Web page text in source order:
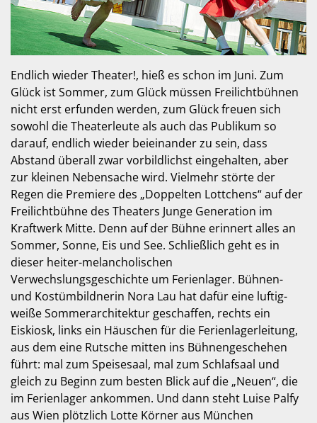
Endlich wieder Theater!, hieß es schon im Juni. Zum
Glück ist Sommer, zum Glück müssen Freilichtbühnen
nicht erst erfunden werden, zum Glück freuen sich
sowohl die Theaterleute als auch das Publikum so
darauf, endlich wieder beieinander zu sein, dass
Abstand überall zwar vorbildlichst eingehalten, aber
zur kleinen Nebensache wird. Vielmehr störte der
Regen die Premiere des „Doppelten Lottchens“ auf der
Freilichtbühne des Theaters Junge Generation im
Kraftwerk Mitte. Denn auf der Bühne erinnert alles an
Sommer, Sonne, Eis und See. Schließlich geht es in
dieser heiter-melancholischen
Verwechslungsgeschichte um Ferienlager. Bühnen-
und Kostümbildnerin Nora Lau hat dafür eine luftig-
weiße Sommerarchitektur geschaffen, rechts ein
Eiskiosk, links ein Häuschen für die Ferienlagerleitung,
aus dem eine Rutsche mitten ins Bühnengeschehen
führt: mal zum Speisesaal, mal zum Schlafsaal und
gleich zu Beginn zum besten Blick auf die „Neuen“, die
im Ferienlager ankommen. Und dann steht Luise Palfy
aus Wien plötzlich Lotte Körner aus München